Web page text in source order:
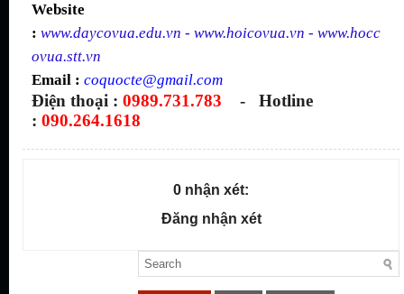
Website
: www.daycovua.edu.vn - www.hoicovua.vn - www.hocc
ovua.stt.vn
Email : coquocte@gmail.com
Điện thoại : 0989.731.783
- Hotline
: 090.264.1618
0 nhận xét:
Đăng nhận xét